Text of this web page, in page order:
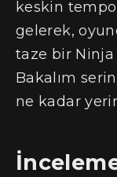
keskin
gelerek,
taze bir
Bakalım
ne kadar